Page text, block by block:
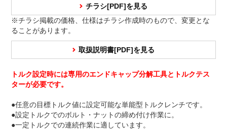
チラシ[PDF]を見る
※チラシ掲載の価格、仕様はチラシ作成時のもので、変更とな
ることがあります。
取扱説明書[PDF]を見る
トルク設定時には専用のエンドキャップ分解工具とトルクテス
ターが必要です。
●任意の目標トルク値に設定可能な単能型トルクレンチです。
●設定トルクでのボルト・ナットの締め付け作業に。
●一定トルクでの連続作業に適しています。